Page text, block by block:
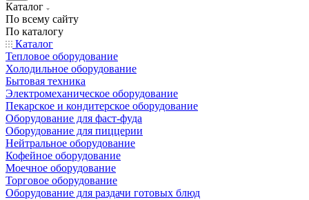
Каталог
По всему сайту
По каталогу
Каталог
Тепловое оборудование
Холодильное оборудование
Бытовая техника
Электромеханическое оборудование
Пекарское и кондитерское оборудование
Оборудование для фаст-фуда
Оборудование для пиццерии
Нейтральное оборудование
Кофейное оборудование
Моечное оборудование
Торговое оборудование
Оборудование для раздачи готовых блюд